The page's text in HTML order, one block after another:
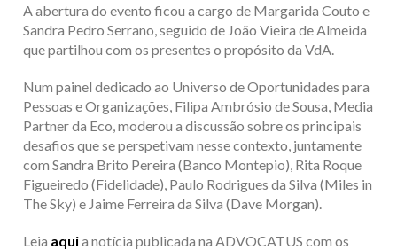
A abertura do evento ficou a cargo de Margarida Couto e
Sandra Pedro Serrano, seguido de João Vieira de Almeida
que partilhou com os presentes o propósito da VdA.
Num painel dedicado ao Universo de Oportunidades para
Pessoas e Organizações, Filipa Ambrósio de Sousa, Media
Partner da Eco, moderou a discussão sobre os principais
desafios que se perspetivam nesse contexto, juntamente
com Sandra Brito Pereira (Banco Montepio), Rita Roque
Figueiredo (Fidelidade), Paulo Rodrigues da Silva (Miles in
The Sky) e Jaime Ferreira da Silva (Dave Morgan).
Leia aquia notícia publicada na ADVOCATUS com os